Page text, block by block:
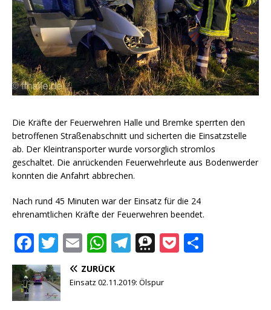
Die Kräfte der Feuerwehren Halle und Bremke sperrten den
betroffenen Straßenabschnitt und sicherten die Einsatzstelle
ab. Der Kleintransporter wurde vorsorglich stromlos
geschaltet. Die anrückenden Feuerwehrleute aus Bodenwerder
konnten die Anfahrt abbrechen.
Nach rund 45 Minuten war der Einsatz für die 24
ehrenamtlichen Kräfte der Feuerwehren beendet.
F
a
c
e
T
w
it
te
E
m
ai
W
h
at
T
e
T
r
P
ZURÜCK
Einsatz 02.11.2019: Ölspur